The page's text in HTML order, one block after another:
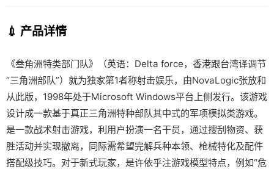
💉 产品详情
《叁角洲特类部门队》（英语：Delta force，香港跟台湾译调节
“三角洲部队”）就为独家第1者称射击娱乐，由NovaLogic张放和
从此版，1998年处于Microsoft Windows平台上侧发行。该游戏
设计成一款基于真正三角洲特种部队其中式的军项模拟类游戏。
是一款战术射击游戏，利用户扮演一名干员，通过搜刮物资、获
胜活动并实现撤离，同际需希望完解兵种本领、枪械特化及配件
搭配级技巧。对于新式玩家，是许依乎注游戏模型特点，例如“危